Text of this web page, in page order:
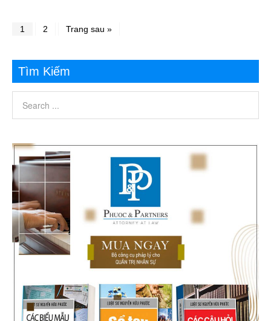
1 2 Trang sau »
Tìm Kiếm